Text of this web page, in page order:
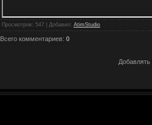
Просмотров: 547 | Добавил: AtimStudio
Всего комментариев: 0
Добавлять